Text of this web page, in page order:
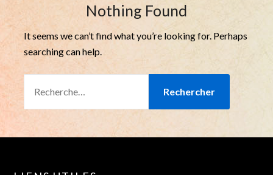
Nothing Found
It seems we can’t find what you’re looking for. Perhaps
searching can help.